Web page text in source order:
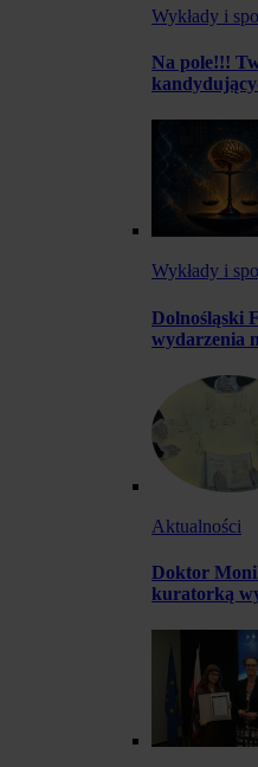
Wykłady i
Na pole!!!
Wykłady i
Dolnośląski
wydarzenia
Aktualności
Doktor
kuratorką